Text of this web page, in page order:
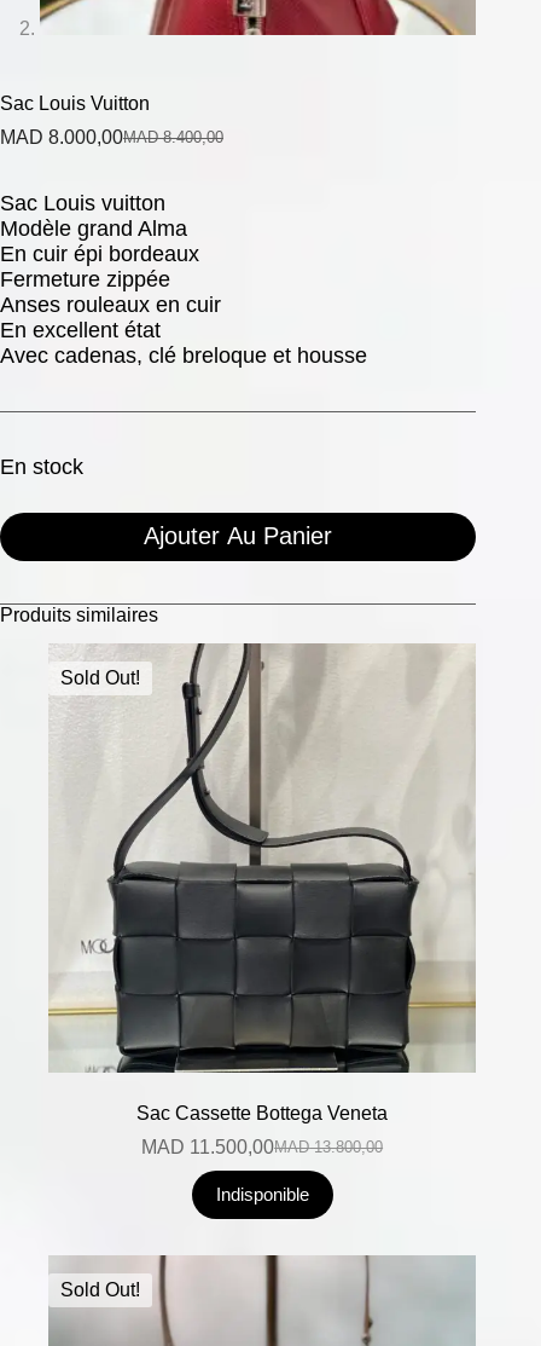
Sac Louis Vuitton
MAD8.400,00
MAD 8.000,00
Sac Louis vuitton
Modèle grand Alma
En cuir épi bordeaux
Fermeture zippée
Anses rouleaux en cuir
En excellent état
Avec cadenas, clé breloque et housse
En stock
Ajouter Au Panier
Produits similaires
Sold Out!
Sac Cassette Bottega Veneta
MAD13.800,00
MAD 11.500,00
Indisponible
Sold Out!